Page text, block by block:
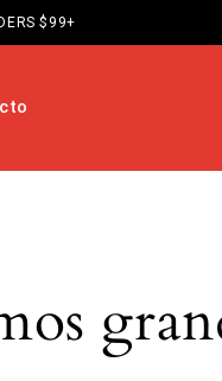
$99+